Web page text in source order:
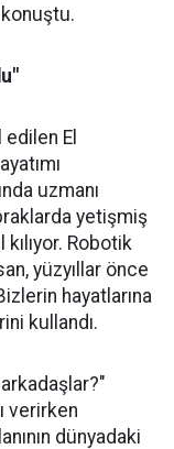
konuştu.
El
uzmanı
yetişmiş
kılıyor. Robotik
yüzyıllar önce
hayatlarına
kullandı.
verirken
dünyadaki